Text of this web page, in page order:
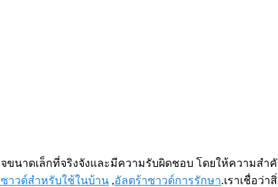
นาดเล็กที่จริงจังและมีความรับผิดชอบ โดยให้ความส
าวด์สำหรับใช้ในบ้าน ,อัลตร้าซาวด์การรักษา.เราเชื่อว่